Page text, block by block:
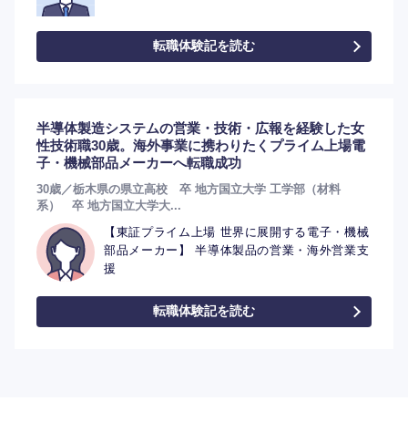
転職体験記を読む
半導体製造システムの営業・技術・広報を経験した女
性技術職30歳。海外事業に携わりたくプライム上場電
子・機械部品メーカーへ転職成功
30歳／栃木県の県立高校 卒 地方国立大学 工学部（材料
系） 卒 地方国立大学大...
【東証プライム上場 世界に展開する電子・機械
部品メーカー】 半導体製品の営業・海外営業支
援
転職体験記を読む